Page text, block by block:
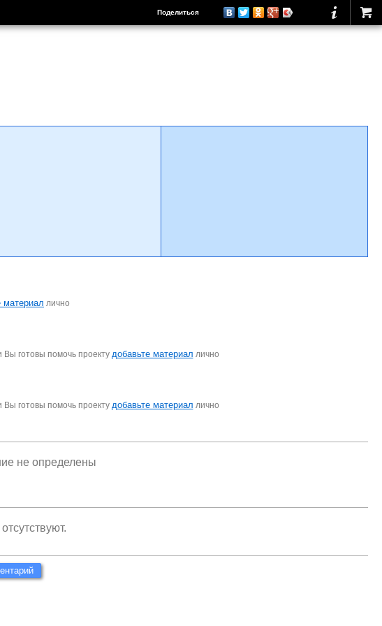
Поделиться
материал лично
готовы помочь проекту добавьте материал лично
готовы помочь проекту добавьте материал лично
не определены